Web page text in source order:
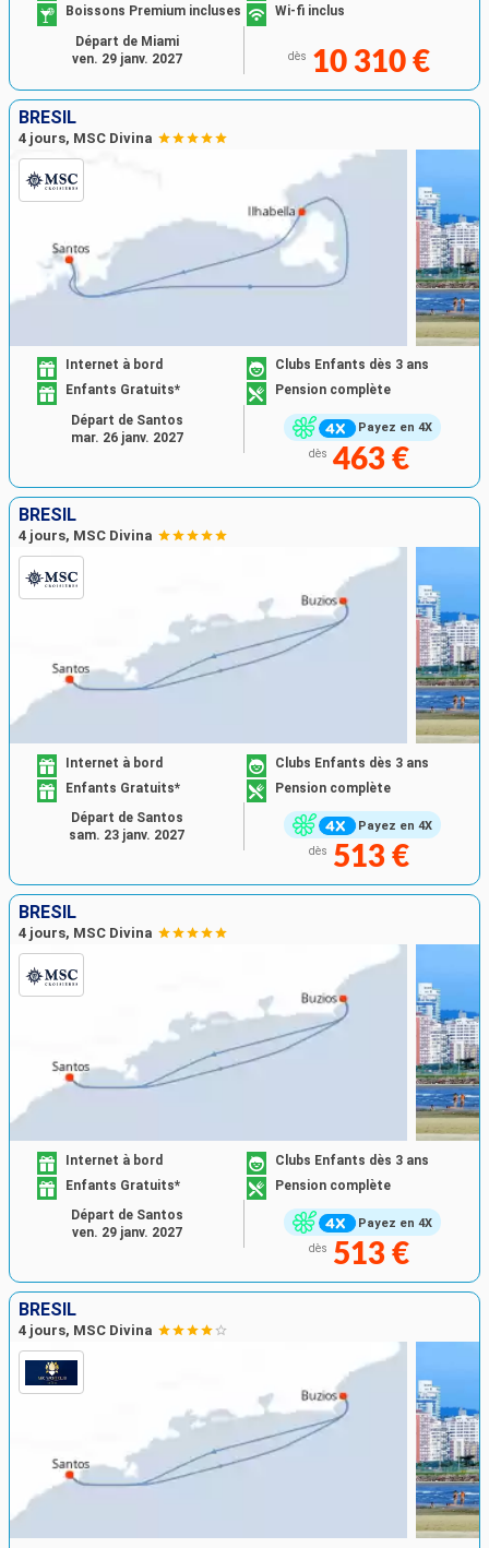
Boissons Premium incluses Wi-fi inclus
dès 10 310 €
Départ de Miami
ven. 29 janv. 2027
BRÉSIL
4 jours, MSC Divina
Payez en 4X
Internet à bord
Clubs Enfants dès 3 ans
Enfants Gratuits*
Pension complète
dès 463 €
Départ de Santos
mar. 26 janv. 2027
BRÉSIL
4 jours, MSC Divina
Payez en 4X
Internet à bord
Clubs Enfants dès 3 ans
Enfants Gratuits*
Pension complète
dès 513 €
Départ de Santos
sam. 23 janv. 2027
BRÉSIL
4 jours, MSC Divina
Payez en 4X
Internet à bord
Clubs Enfants dès 3 ans
Enfants Gratuits*
Pension complète
dès 513 €
Départ de Santos
ven. 29 janv. 2027
BRÉSIL
4 jours, MSC Divina